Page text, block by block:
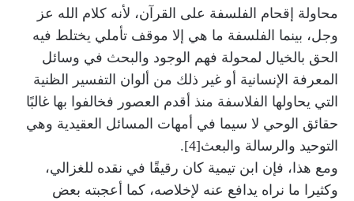
محاولة إقحام الفلسفة على القرآن، لأنه كلام الله عز
وجل، بينما الفلسفة ما هي إلا موقف تأملي يختلط فيه
الحق بالخيال لمحولة فهم الوجود والبحث في وسائل
المعرفة الإنسانية أو غير ذلك من ألوان التفسير الظنية
التي يحاولها الفلاسفة منذ أقدم العصور فخالفوا بها غالبًا
حقائق الوحي لا سيما في أمهات المسائل العقيدية وهي
التوحيد والرسالة والبعث[4].
ومع هذا، فإن ابن تيمية كان رقيقًا في نقده للغزالي،
وكثيرا ما نراه يدافع عنه لإخلاصه، كما أعجبته بعض